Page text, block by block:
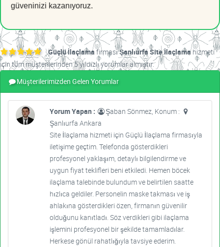
güveninizi kazanıyoruz.
Güçlü İlaçlama firmasıŞanlıurfa Site İlaçlamahizmeti
için tüm müşterilerinden 5 yıldızlı yorumlar almıştır.
Müşterilerimizden Gelen Yorumlar
Yorum Yapan :
Şaban Sönmez, Konum :
Şanlıurfa Ankara
Site İlaçlama hizmeti için Güçlü İlaçlama firmasıyla
iletişime geçtim. Telefonda gösterdikleri
profesyonel yaklaşım, detaylı bilgilendirme ve
uygun fiyat teklifleri beni etkiledi. Hemen böcek
ilaçlama talebinde bulundum ve belirtilen saatte
hızlıca geldiler. Personelin maske takması ve iş
ahlakına gösterdikleri özen, firmanın güvenilir
olduğunu kanıtladı. Söz verdikleri gibi ilaçlama
işlemini profesyonel bir şekilde tamamladılar.
Herkese gönül rahatlığıyla tavsiye ederim.